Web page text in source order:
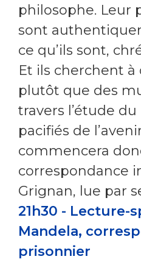
philosophe. Leur
sont
ce qu’ils sont,
Et ils cherchent
plutôt que des
travers l’étude
pacifiés de
commencera
correspondance
Grignan, lue par
21h30 - Lecture-
Mandela,
prisonnier